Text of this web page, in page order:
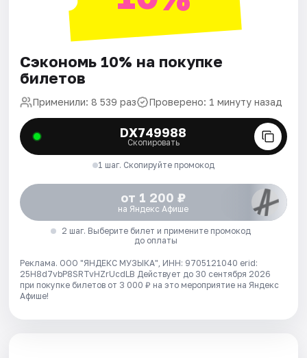
Сэкономь 10% на покупке
билетов
Применили: 8 539 раз Проверено: 1 минуту назад
DX749988
Скопировать
1 шаг. Скопируйте промокод
от 1 200 ₽
на Яндекс Афише
2 шаг. Выберите билет и примените промокод
до оплаты
Реклама. ООО "ЯНДЕКС МУЗЫКА", ИНН: 9705121040 erid:
25H8d7vbP8SRTvHZrUcdLB Действует до 30 сентября 2026
при покупке билетов от 3 000 ₽ на это мероприятие на Яндекс
Афише!